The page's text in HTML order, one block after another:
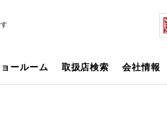
ールーム 取扱店検索 会社情報